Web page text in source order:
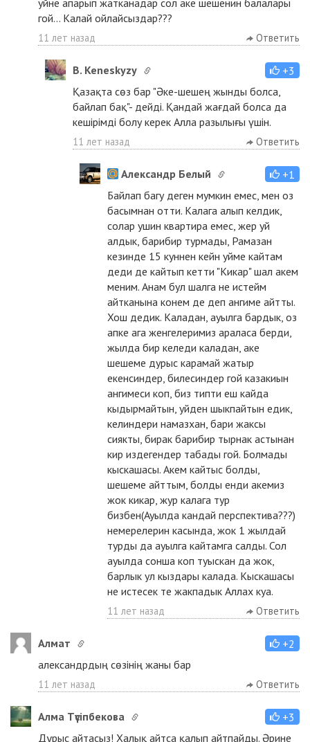
уйне апарып жатканадар сол аке шешенин балалары
гой... Калай ойлайсыздар???
11 лет назад Ответить
B. Keneskyzy
+3
Қазақта сөз бар "Әке-шешең жынды болса,
байлап бақ"- дейді. Қандай жағдай болса да
кешірімді болу керек Алла разылығы үшін.
11 лет назад Ответить
Александр Белый
+1
Байлап багу деген мумкин емес, мен оз
басымнан отти. Калага алып келдик,
солар ушин квартира емес, жер уй
алдык, барибир турмады, Рамазан
кезинде 15 куннен кейн уйме кайтам
деди де кайтып кетти "Кикар" шал акем
меним. Анам бул шалга не истейм
айтканына конем де деп ангиме айтты.
Хош дедик. Каладан, ауылга бардык, оз
апке ага женгелеримиз араласа берди,
жылда бир келеди каладан, аке
шешеме дурыс карамай жатыр
екенсиндер, билесиндер гой казакиын
ангимеси коп, биз типти еш кайда
кыдырмайтын, уйден шыкпайтын едик,
келиндери намазхан, бари жаксы
сиякты, бирак барибир тырнак астынан
кир издегендер табады гой. Болмады
кыскашасы. Акем кайтыс болды,
шешеме айттым, болды енди акемиз
жок кикар, жур калага тур
бизбен(Ауылда кандай перспектива???)
немерелерин касында, жок 1 жылдай
турды да ауылга кайтамга салды. Сол
ауылда сонша коп туыскан да жок,
барлык ул кыздары калада. Кыскашасы
не истесек те жакпадык Аллах куа.
11 лет назад Ответить
Aлмат
+2
александрдың сөзінің жаны бар
11 лет назад Ответить
Алма Түсіпбекова
+3
Дұрыс айтасыз! Халық айтса қалып айтпайды. Әрине